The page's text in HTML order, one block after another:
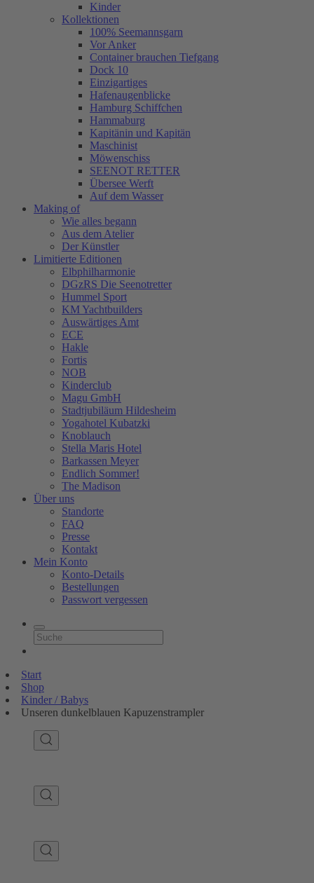
Kinder
Kollektionen
100% Seemannsgarn
Vor Anker
Container brauchen Tiefgang
Dock 10
Einzigartiges
Hafenaugen­blicke
Hamburg Schiffchen
Hammaburg
Kapitänin und Kapitän
Maschinist
Möwenschiss
SEENOT RETTER
Übersee Werft
Auf dem Wasser
Making of
Wie alles begann
Aus dem Atelier
Der Künstler
Limitierte Editionen
Elbphilharmonie
DGzRS Die Seenotretter
Hummel Sport
KM Yachtbuilders
Auswärtiges Amt
ECE
Hakle
Fortis
NOB
Kinderclub
Magu GmbH
Stadtjubiläum Hildesheim
Yogahotel Kubatzki
Knoblauch
Stella Maris Hotel
Barkassen Meyer
Endlich Sommer!
The Madison
Über uns
Standorte
FAQ
Presse
Kontakt
Mein Konto
Konto-Details
Bestellungen
Passwort vergessen
Start
Shop
Kinder / Babys
Unseren dunkelblauen Kapuzenstrampler